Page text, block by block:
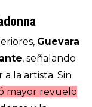
Guevara
, señalando
la artista. Sin
mayor revuelo